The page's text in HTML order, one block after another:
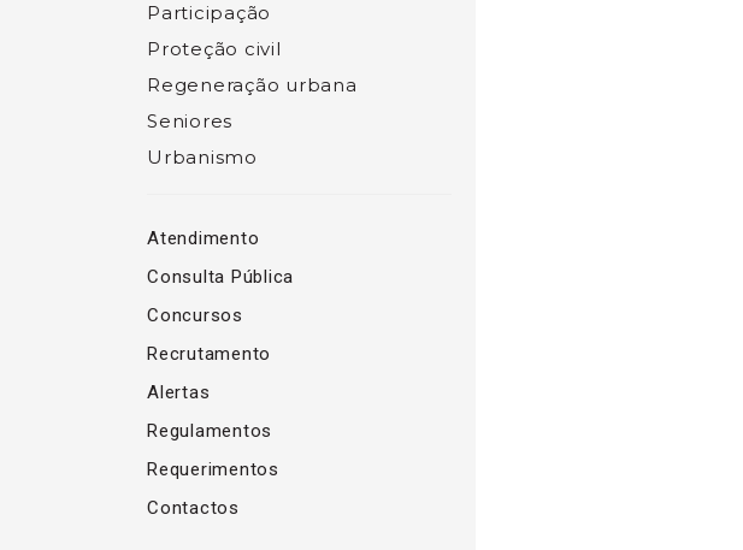
Participação
Proteção civil
Regeneração urbana
Seniores
Urbanismo
Atendimento
Consulta Pública
Concursos
Recrutamento
Alertas
Regulamentos
Requerimentos
Contactos